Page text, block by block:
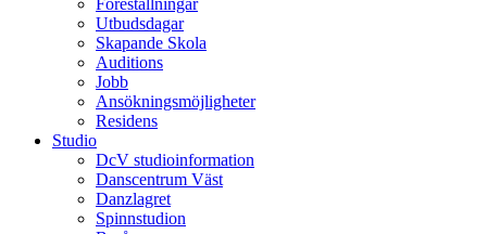
Utbudsdagar
Skapande Skola
Auditions
Jobb
Ansökningsmöjligheter
Residens
Studio
DcV studioinformation
Danscentrum Väst
Danzlagret
Spinnstudion